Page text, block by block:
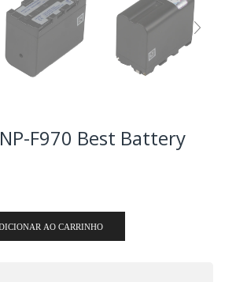
F970 Best Battery
AO CARRINHO